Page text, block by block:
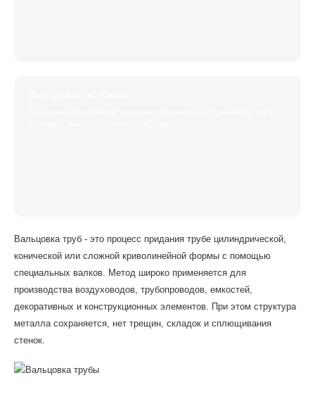
Вальцовка труб - это процесс придания трубе цилиндрической,
конической или сложной криволинейной формы с помощью
специальных валков. Метод широко применяется для
производства воздуховодов, трубопроводов, емкостей,
декоративных и конструкционных элементов. При этом структура
металла сохраняется, нет трещин, складок и сплющивания
стенок.